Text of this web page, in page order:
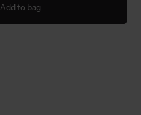
Add to bag